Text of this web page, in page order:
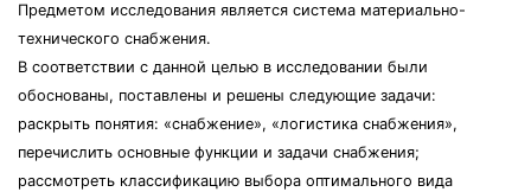
Предметом исследования является система материально-
технического снабжения.
В соответствии с данной целью в исследовании были
обоснованы, поставлены и решены следующие задачи:
раскрыть понятия: «снабжение», «логистика снабжения»,
перечислить основные функции и задачи снабжения;
рассмотреть классификацию выбора оптимального вида